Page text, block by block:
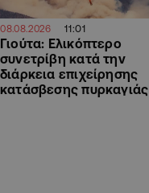
08.08.2026 11:01
Γιούτα: Ελικόπτερο
συνετρίβη κατά την
διάρκεια επιχείρησης
κατάσβεσης πυρκαγιάς